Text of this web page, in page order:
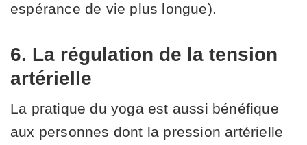
espérance de vie plus longue).
6. La régulation de la tension
artérielle
La pratique du yoga est aussi bénéfique
aux personnes dont la pression artérielle